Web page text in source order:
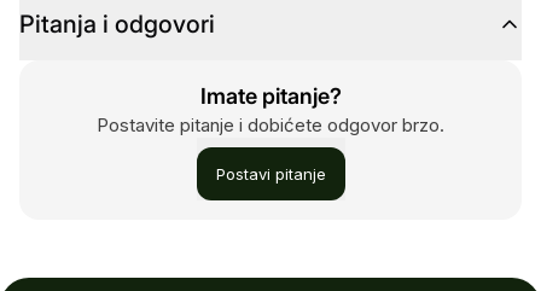
Pitanja i odgovori
Imate pitanje?
Postavite pitanje i dobićete odgovor brzo.
Postavi pitanje